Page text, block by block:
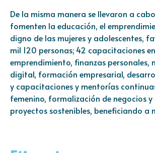
De la misma manera se llevaron a
fomenten la educación, el
digno de las mujeres y adolescentes,
mil 120 personas; 42 capacitaciones en
emprendimiento, finanzas personales,
digital, formación empresarial,
y capacitaciones y mentorías
femenino, formalización de negocios
proyectos sostenibles, beneficiando a